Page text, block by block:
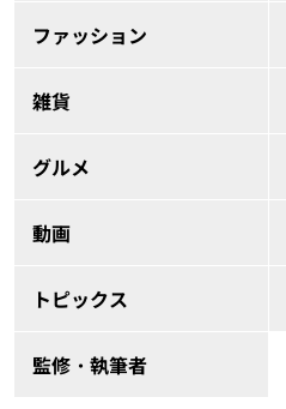
ファッション
雑貨
グルメ
動画
トピックス
監修・執筆者